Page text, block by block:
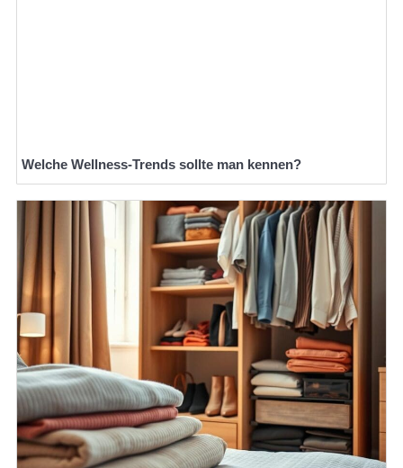
Welche Wellness-Trends sollte man kennen?